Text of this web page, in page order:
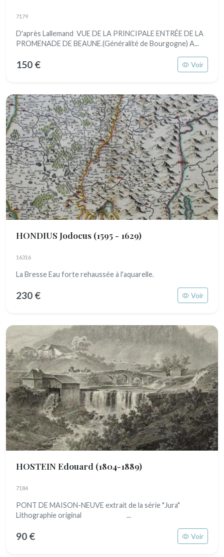
7179
D'après Lallemand VUE DE LA PRINCIPALE ENTRÉE DE LA
PROMENADE DE BEAUNE.(Généralité de Bourgogne) A...
150 € Voir
HONDIUS Jodocus (1595 - 1629)
16316
La Bresse Eau forte rehaussée à l'aquarelle.
230 € Voir
HOSTEIN Edouard (1804-1889)
7184
PONT DE MAISON-NEUVE extrait de la série "Jura"
Lithographie original ...
90 € Voir